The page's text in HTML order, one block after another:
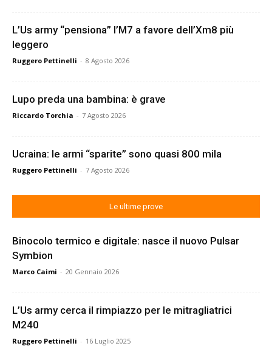
L’Us army “pensiona” l’M7 a favore dell’Xm8 più
leggero
Ruggero Pettinelli - 8 Agosto 2026
Lupo preda una bambina: è grave
Riccardo Torchia - 7 Agosto 2026
Ucraina: le armi “sparite” sono quasi 800 mila
Ruggero Pettinelli - 7 Agosto 2026
Le ultime prove
Binocolo termico e digitale: nasce il nuovo Pulsar
Symbion
Marco Caimi - 20 Gennaio 2026
L’Us army cerca il rimpiazzo per le mitragliatrici
M240
Ruggero Pettinelli - 16 Luglio 2025